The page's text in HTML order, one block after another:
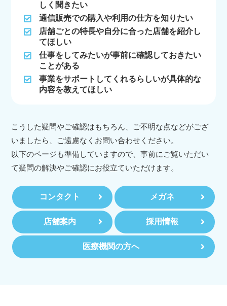
しく聞きたい
通信販売での購入や利用の仕方を知りたい
店舗ごとの特長や自分に合った店舗を紹介し
てほしい
仕事をしてみたいが事前に確認しておきたい
ことがある
事業をサポートしてくれるらしいが具体的な
内容を教えてほしい
こうした疑問やご確認はもちろん、ご不明な点などがござ
いましたら、ご遠慮なくお問い合わせください。
以下のページも準備していますので、事前にご覧いただい
て疑問の解決やご確認にお役立ていただけます。
コンタクト メガネ
店舗案内 採用情報
医療機関の方へ